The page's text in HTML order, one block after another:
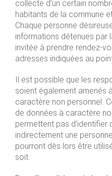
collecte d’un certain
habitants de la commune
Chaque personne
informations détenues par
invitée à prendre rendez-
adresses indiquées au
Il est possible que les
soient également amenés
caractère non personnel.
de données à caractère
permettent pas d’identifier
indirectement une
pourront dès lors être
soit.